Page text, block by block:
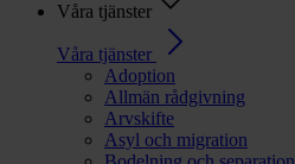
Våra tjänster
Våra tjänster
Adoption
Allmän rådgivning
Arvskifte
Asyl och migration